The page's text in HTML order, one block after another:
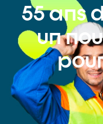
55 ans
un